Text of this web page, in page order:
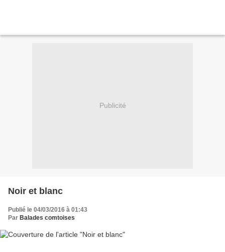
Publicité
Noir et blanc
Publié le 04/03/2016 à 01:43
Par Balades comtoises